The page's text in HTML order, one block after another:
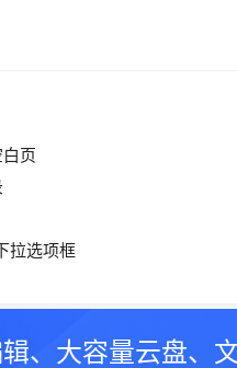
页
拉选项框
辑、大容量云盘、